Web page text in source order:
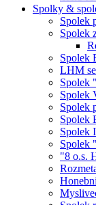
Spolky &
Spolek
Spolek
Spolek
LHM
Spolek
Spolek
Spolek
Spolek
Spolek
Spolek
"8 o.s.